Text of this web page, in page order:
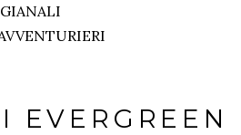
EVERGREEN